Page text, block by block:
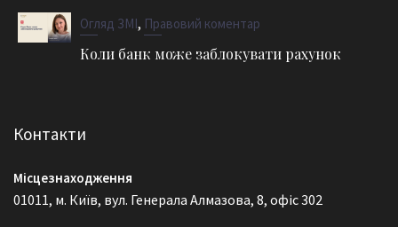
Огляд ЗМІ, Правовий коментар
Коли банк може заблокувати рахунок
Контакти
Місцезнаходження
01011, м. Київ, вул. Генерала Алмазова, 8, офіс 302